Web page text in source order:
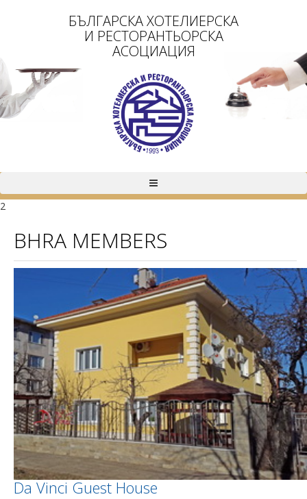
БЪЛГАРСКА ХОТЕЛИЕРСКА
И РЕСТОРАНТЬОРСКА
АСОЦИАЦИЯ
2
BHRA MEMBERS
Da Vinci Guest House